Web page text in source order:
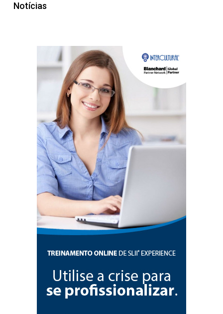
Notícias